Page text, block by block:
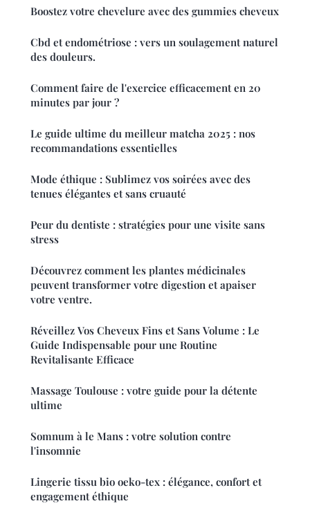
Boostez votre chevelure avec des gummies cheveux
Cbd et endométriose : vers un soulagement naturel
des douleurs.
Comment faire de l'exercice efficacement en 20
minutes par jour ?
Le guide ultime du meilleur matcha 2025 : nos
recommandations essentielles
Mode éthique : Sublimez vos soirées avec des
tenues élégantes et sans cruauté
Peur du dentiste : stratégies pour une visite sans
stress
Découvrez comment les plantes médicinales
peuvent transformer votre digestion et apaiser
votre ventre.
Réveillez Vos Cheveux Fins et Sans Volume : Le
Guide Indispensable pour une Routine
Revitalisante Efficace
Massage Toulouse : votre guide pour la détente
ultime
Somnum à le Mans : votre solution contre
l'insomnie
Lingerie tissu bio oeko-tex : élégance, confort et
engagement éthique